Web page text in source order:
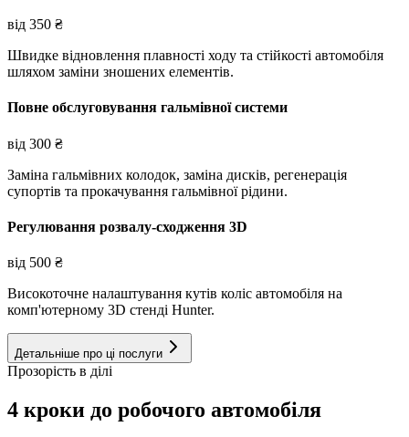
від 350 ₴
Швидке відновлення плавності ходу та стійкості автомобіля
шляхом заміни зношених елементів.
Повне обслуговування гальмівної системи
від 300 ₴
Заміна гальмівних колодок, заміна дисків, регенерація
супортів та прокачування гальмівної рідини.
Регулювання розвалу-сходження 3D
від 500 ₴
Високоточне налаштування кутів коліс автомобіля на
комп'ютерному 3D стенді Hunter.
Детальніше про ці послуги
Прозорість в ділі
4 кроки до робочого автомобіля